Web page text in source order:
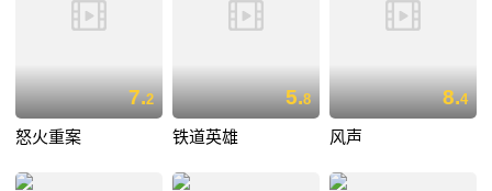
7.2
怒火重案
5.8
铁道英雄
8.4
风声